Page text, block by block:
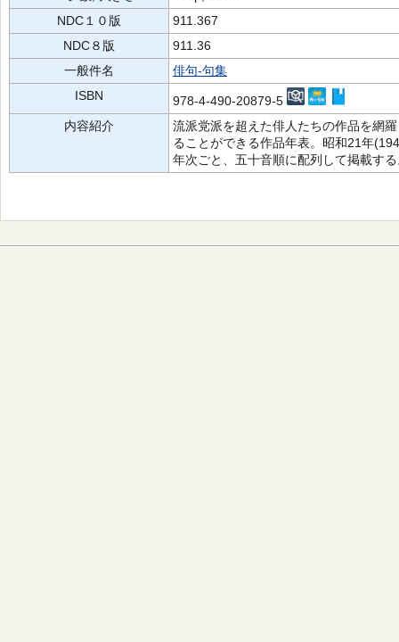
NDC１０版
911.367
NDC８版
911.36
一般件名
俳句-句集
ISBN
978-4-490-20879-5
内容紹介
流派党派を超えた俳人たちの作品を網
ることができる作品年表。昭和21年
年次ごと、五十音順に配列して掲載す